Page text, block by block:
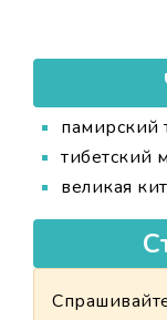
памирский
тибетский
великая